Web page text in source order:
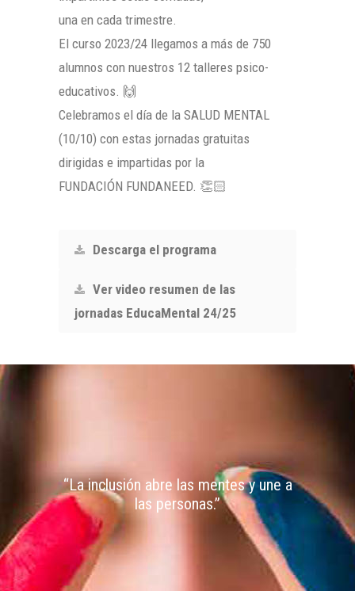
una en cada trimestre.
El curso 2023/24 llegamos a más de 750
alumnos con nuestros 12 talleres psico-
educativos. 🙌
Celebramos el día de la SALUD MENTAL
(10/10) con estas jornadas gratuitas
dirigidas e impartidas por la
FUNDACIÓN FUNDANEED. 👏🏻
Descarga el programa
Ver video resumen de las
jornadas EducaMental 24/25
“La inclusión abre las mentes y une a
las personas.”